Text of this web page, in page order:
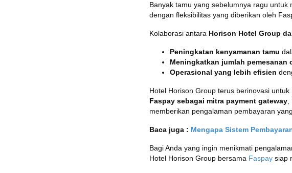
Banyak tamu yang sebelumnya ragu
dengan fleksibilitas yang diberikan oleh
Kolaborasi antara Horison Hotel Group
Peningkatan kenyamanan tamu
Meningkatkan jumlah pemesanan
Operasional yang lebih efisien
Hotel Horison Group terus berinovasi
Faspay sebagai mitra payment gateway,
memberikan pengalaman pembayaran
Baca juga : Mengapa Sistem
Bagi Anda yang ingin menikmati
Hotel Horison Group bersama Faspay siap